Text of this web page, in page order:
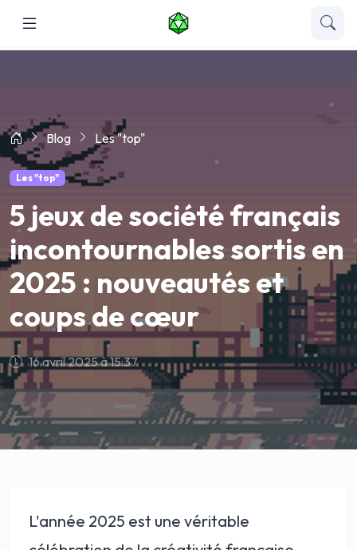
Blog Les "top"
Les "top"
5 jeux de société français
incontournables sortis en
2025 : nouveautés et
coups de cœur
16 avril 2025 à 15:37
L'année 2025 est une véritable